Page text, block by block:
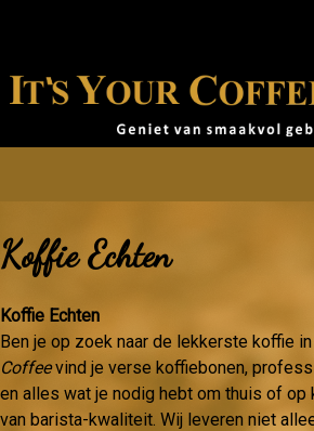
Koffie Echten
Koffie Echten
Ben je op zoek naar de lekkerste koffie in
Coffeevind je verse koffiebonen,
en alles wat je nodig hebt om thuis of op
van barista-kwaliteit. Wij leveren niet